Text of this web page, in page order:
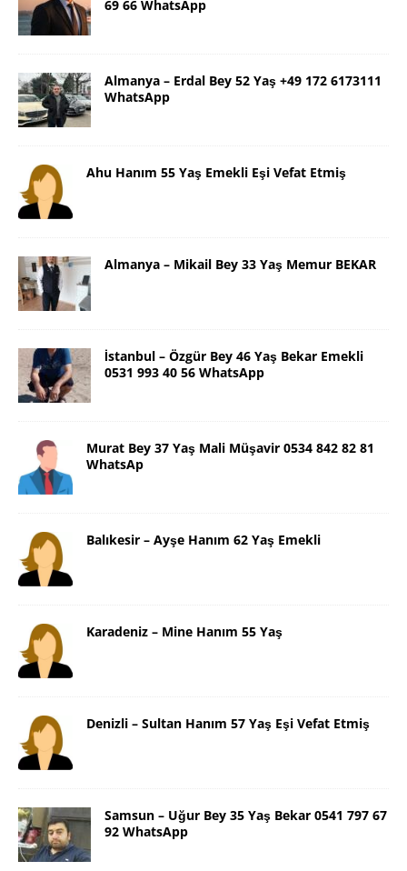
69 66 WhatsApp
Almanya – Erdal Bey 52 Yaş +49 172 6173111
WhatsApp
Ahu Hanım 55 Yaş Emekli Eşi Vefat Etmiş
Almanya – Mikail Bey 33 Yaş Memur BEKAR
İstanbul – Özgür Bey 46 Yaş Bekar Emekli
0531 993 40 56 WhatsApp
Murat Bey 37 Yaş Mali Müşavir 0534 842 82 81
WhatsAp
Balıkesir – Ayşe Hanım 62 Yaş Emekli
Karadeniz – Mine Hanım 55 Yaş
Denizli – Sultan Hanım 57 Yaş Eşi Vefat Etmiş
Samsun – Uğur Bey 35 Yaş Bekar 0541 797 67
92 WhatsApp